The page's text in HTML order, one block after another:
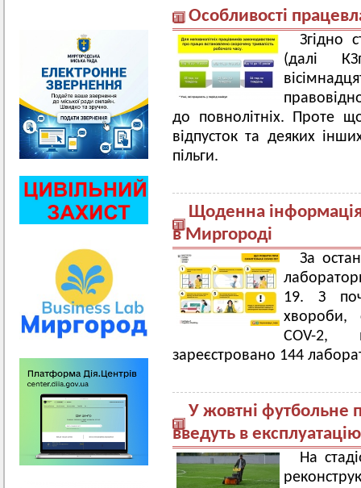
Особливості
Згідно
(далі
до повнолітніх. Проте
відпусток та деяких
пільги.
Щоденна інформація
в Миргороді
За
19. З
хвороби,
COV-2,
зареєстровано 144
У жовтні футбольне
введуть в експлуатацію
На